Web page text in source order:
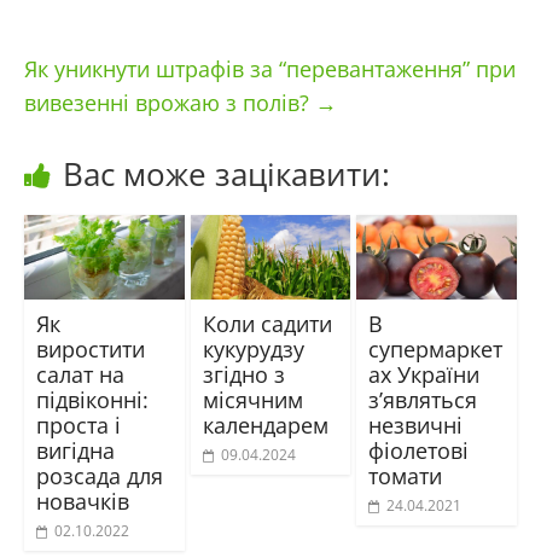
Як уникнути штрафів за “перевантаження” при
вивезенні врожаю з полів? →
Вас може зацікавити:
Як
виростити
салат на
підвіконні:
проста і
вигідна
розсада для
новачків
02.10.2022
Коли садити
кукурудзу
згідно з
місячним
календарем
09.04.2024
В
супермаркет
ах України
з’являться
незвичні
фіолетові
томати
24.04.2021